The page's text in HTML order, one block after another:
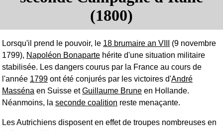
(1800)
Lorsqu'il prend le pouvoir, le 18 brumaire an VIII
(9 novembre
1799), Napoléon Bonaparte hérite d'une situation militaire
stabilisée. Les dangers courus par la France au cours de
l'année 1799 ont été conjurés par les victoires d'André
Masséna en Suisse etGuillaume Brune en Hollande.
Néanmoins, la seconde coalition reste menaçante.
Les Autrichiens disposent en effet de troupes nombreuses en